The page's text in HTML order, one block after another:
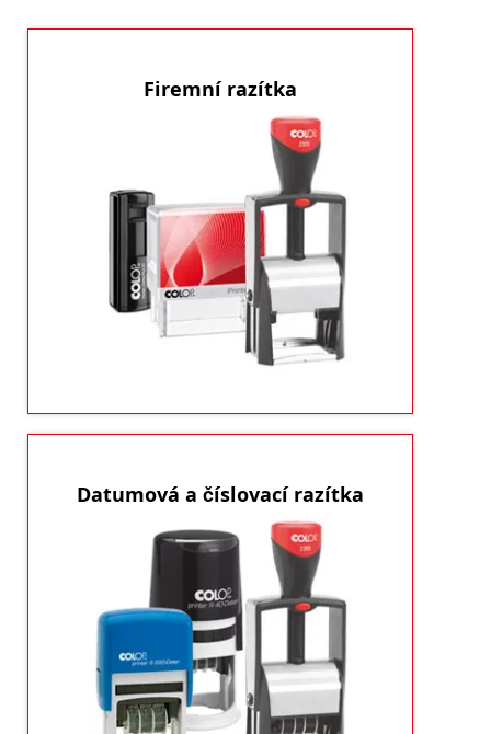
Firemní razítka
Razítkování nikdy nebylo zábavnější a
jednodušší.
Klasické i atypické tvary a velikosti,
které budete potřebovat.
ukázat produkty
Datumová a číslovací razítka
Konec všem zmatkům.
Potřebujete „datumku“
nebo „číslovačku“? Tak tady jsou.